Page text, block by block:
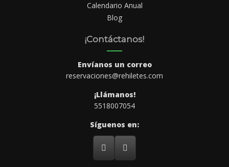
Calendario Anual
Blog
¡Contáctanos!
Envíanos un correo
reservaciones@rehiletes.com
¡Llámanos!
5518007054
Síguenos en: